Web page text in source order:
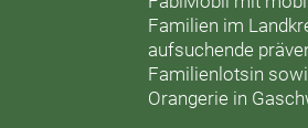
Familien im
aufsuchende
Familienlotsin
Orangerie in